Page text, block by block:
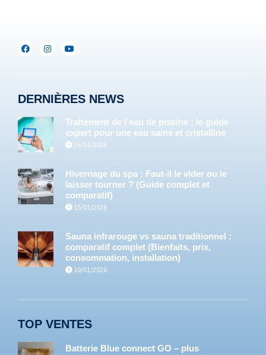
DERNIÈRES NEWS
Traitement de l’eau de piscine : le guide
expert pour une eau saine et cristalline
26/01/2026
Hivernage du spa : Faut-il le vider ou le
laisser tourner ? (Guide complet et
comparatif)
15/01/2026
Sauna infrarouge vs sauna traditionnel :
comparatif complet (Bienfaits, prix,
consommation, installation)
10/01/2026
TOP VENTES
Batterie Blue connect GO – plus